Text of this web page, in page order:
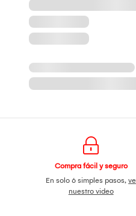
Compra fácil y seguro
En solo 6 simples pasos,ve
nuestro video